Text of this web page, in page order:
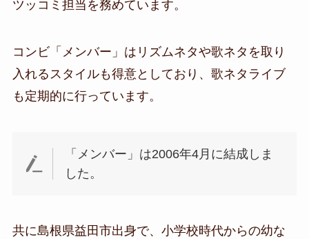
ツッコミ担当を務めています。
コンビ「メンバー」はリズムネタや歌ネタを取り
入れるスタイルも得意としており、歌ネタライブ
も定期的に行っています。
「メンバー」は2006年4月に結成しま
した。
共に島根県益田市出身で、小学校時代からの幼な